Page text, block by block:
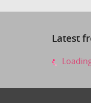
Latest